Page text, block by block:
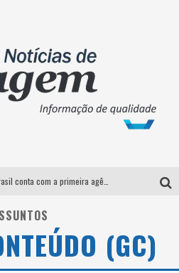
Votação para o concurso Rainha do Pedro Leopoldo Rodeio Show 2026 é liberada no G1
Suzy Brasil desembarca em Belo Horizonte nesta quinta-feira com o espetáculo “Uma Noite Horripilante”
(GC)